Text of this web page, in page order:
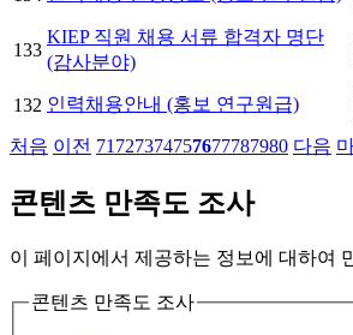
133
KIEP 직원 채용 서류 합격자 명단
(감사분야)
132 인력채용안내 (홍보 연구원급)
처음 이전 71 727374757677787980 다음
콘텐츠 만족도 조사
이 페이지에서 제공하는 정보에 대하여
콘텐츠 만족도 조사